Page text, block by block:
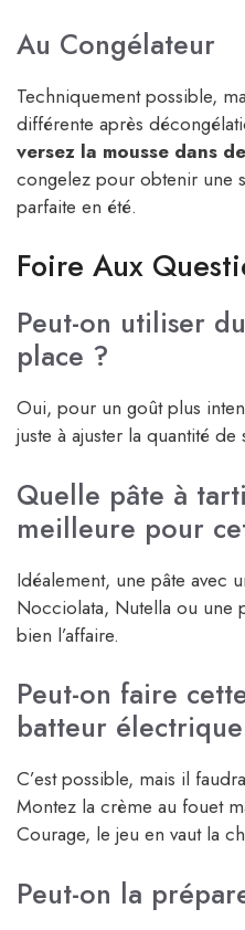
Au Congélateur
Techniquement possible,
différente après
versez la mousse dans
congelez pour obtenir une
parfaite en été.
Foire Aux
Peut-on utiliser
place ?
Oui, pour un goût plus
juste à ajuster la quantité
Quelle pâte à
meilleure pour
Idéalement, une pâte avec
Nocciolata, Nutella ou une
bien l’affaire.
Peut-on faire
batteur
C’est possible, mais il
Montez la crème au fouet
Courage, le jeu en vaut la
Peut-on la